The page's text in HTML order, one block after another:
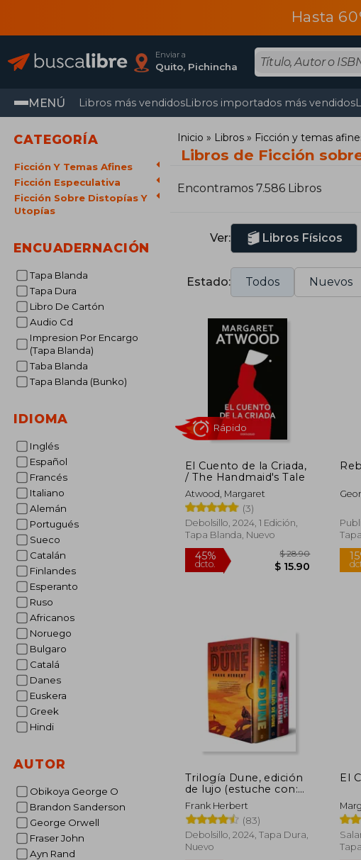
Hasta
Enviar a
Quito, Pichincha
MENÚ Libros más vendidosLibros importados más vendidos
CATEGORÍA
Ficción Y Temas Afines
Ficción Especulativa
Ficción Sobre Distopías Y
Utopías
ENCUADERNACIÓN
Tapa Blanda
Tapa Dura
Libro De Cartón
Audio Cd
Impresion Por Encargo
(Tapa Blanda)
Taba Blanda
Tapa Blanda (Bunko)
IDIOMA
Inglés
Español
Francés
Italiano
Alemán
Portugués
Sueco
Catalán
Finlandes
Esperanto
Ruso
Africanos
Noruego
Bulgaro
Catalá
Danes
Euskera
Greek
Hindi
AUTOR
Obikoya George O
Brandon Sanderson
George Orwell
Fraser John
Ayn Rand
Inicio Libros Ficción y temas
Libros de Ficción
Encontramos 7.586 Libros
Ver: Libros Físicos
Estado: Todos Nuevos
El Cuento de la Criada,
/ The Handmaid's Tale
Atwood, Margaret
(3)
Debolsillo, 2024, 1 Edición,
Tapa Blanda, Nuevo
Rápido
Trilogía Dune, edición
de lujo (estuche con:
Dune | El mesías de
Dune | Hijos de Dune)
Frank Herbert
(83)
Debolsillo, 2024, Tapa Dura,
Nuevo
El